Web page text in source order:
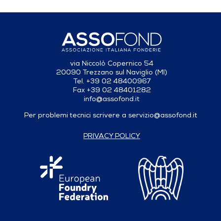
via Niccolò Copernico 54
20090 Trezzano sul Naviglio (MI)
Tel. +39 02 48400967
Fax +39 02 48401282
info@assofond.it
Per problemi tecnici scrivere a servizio@assofond.it
PRIVACY POLICY